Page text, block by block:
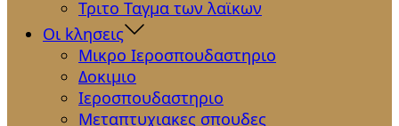
Τριτο Ταγμα των λαϊκων
Οι kλησεις
Μικρο Ιεροσπουδαστηριο
Δοκιμιο
Ιεροσπουδαστηριο
Μεταπτυχιακες σπουδες